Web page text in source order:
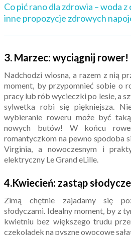
Co pić rano dla zdrowia – woda
inne propozycje zdrowych
3. Marzec: wyciągnij rower!
Nadchodzi wiosna, a razem z nią
moment, by przypomnieć sobie o
pracy lub rób wycieczki po lesie, a
sylwetka robi się piękniejsza.
wybieranie roweru może być
nowych butów! W końcu
romantyczkom na pewno spodoba
Virginia, a nowoczesnym i
elektryczny Le Grand eLille.
4.Kwiecień: zastąp
Zimą chętnie zajadamy się
słodyczami. Idealny moment, by z
kwietniu bez większego trudu
czekoladek na pyszne owocowe